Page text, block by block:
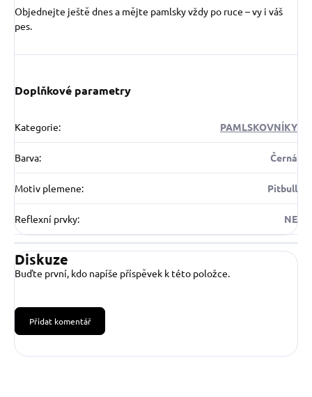
Objednejte ještě dnes a mějte pamlsky vždy po ruce – vy i váš
pes.
Doplňkové parametry
Kategorie: PAMLSKOVNÍKY
Barva: Černá
Motiv plemene: Pitbull
Reflexní prvky: NE
Diskuze
Buďte první, kdo napíše příspěvek k této položce.
Přidat komentář